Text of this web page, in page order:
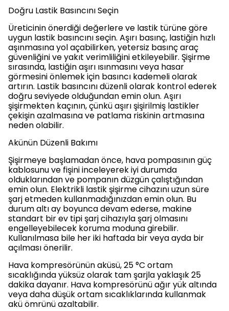
Doğru Lastik Basıncını Seçin
Üreticinin önerdiği değerlere ve lastik türüne göre
uygun lastik basıncını seçin. Aşırı basınç, lastiğin hızlı
aşınmasına yol açabilirken, yetersiz basınç araç
güvenliğini ve yakıt verimliliğini etkileyebilir. Şişirme
sırasında, lastiğin aşırı ısınmasını veya hasar
görmesini önlemek için basıncı kademeli olarak
artırın. Lastik basıncını düzenli olarak kontrol ederek
doğru seviyede olduğundan emin olun. Aşırı
şişirmekten kaçının, çünkü aşırı şişirilmiş lastikler
çekişin azalmasına ve patlama riskinin artmasına
neden olabilir.
Akünün Düzenli Bakımı
Şişirmeye başlamadan önce, hava pompasının güç
kablosunu ve fişini inceleyerek iyi durumda
olduklarından ve pompanın düzgün çalıştığından
emin olun. Elektrikli lastik şişirme cihazını uzun süre
şarj etmeden kullanmadığınızdan emin olun. Bu
durum altı ay boyunca devam ederse, makine
standart bir ev tipi şarj cihazıyla şarj olmasını
engelleyebilecek koruma moduna girebilir.
Kullanılmasa bile her iki haftada bir veya ayda bir
açılması önerilir.
Hava kompresörünün aküsü, 25 °C ortam
sıcaklığında yüksüz olarak tam şarjla yaklaşık 25
dakika dayanır. Hava kompresörünü ağır yük altında
veya daha düşük ortam sıcaklıklarında kullanmak
akü ömrünü azaltabilir.